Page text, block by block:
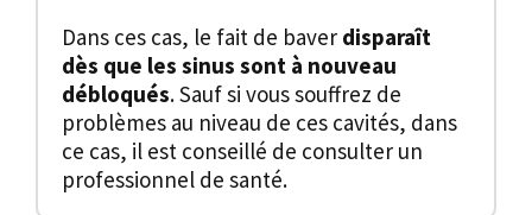
Dans ces cas, le fait de baver disparaît
dès que les sinus sont à nouveau
débloqués. Sauf si vous souffrez de
problèmes au niveau de ces cavités, dans
ce cas, il est conseillé de consulter un
professionnel de santé.